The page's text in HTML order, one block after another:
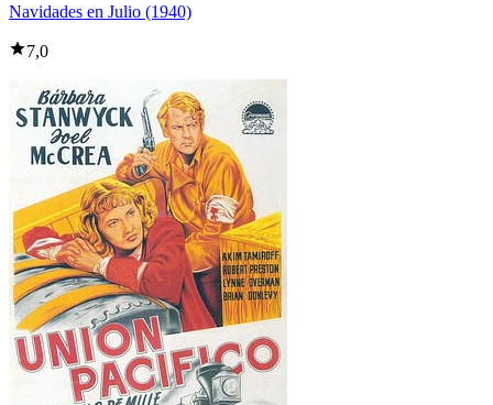
Navidades en Julio (1940)
7,0